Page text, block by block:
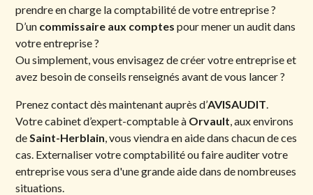
prendre en charge la comptabilité de votre entreprise ?
D’un commissaire aux comptes pour mener un audit dans
votre entreprise ?
Ou simplement, vous envisagez de créer votre entreprise et
avez besoin de conseils renseignés avant de vous lancer ?
Prenez contact dès maintenant auprès d’AVISAUDIT.
Votre cabinet d’expert-comptable à Orvault, aux environs
deSaint-Herblain, vous viendra en aide dans chacun de ces
cas. Externaliser votre comptabilité ou faire auditer votre
entreprise vous sera d'une grande aide dans de nombreuses
situations.